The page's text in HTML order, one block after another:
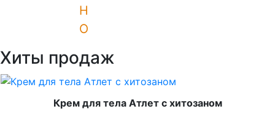
Н
О
Хиты продаж
Крем для тела Атлет с хитозаном